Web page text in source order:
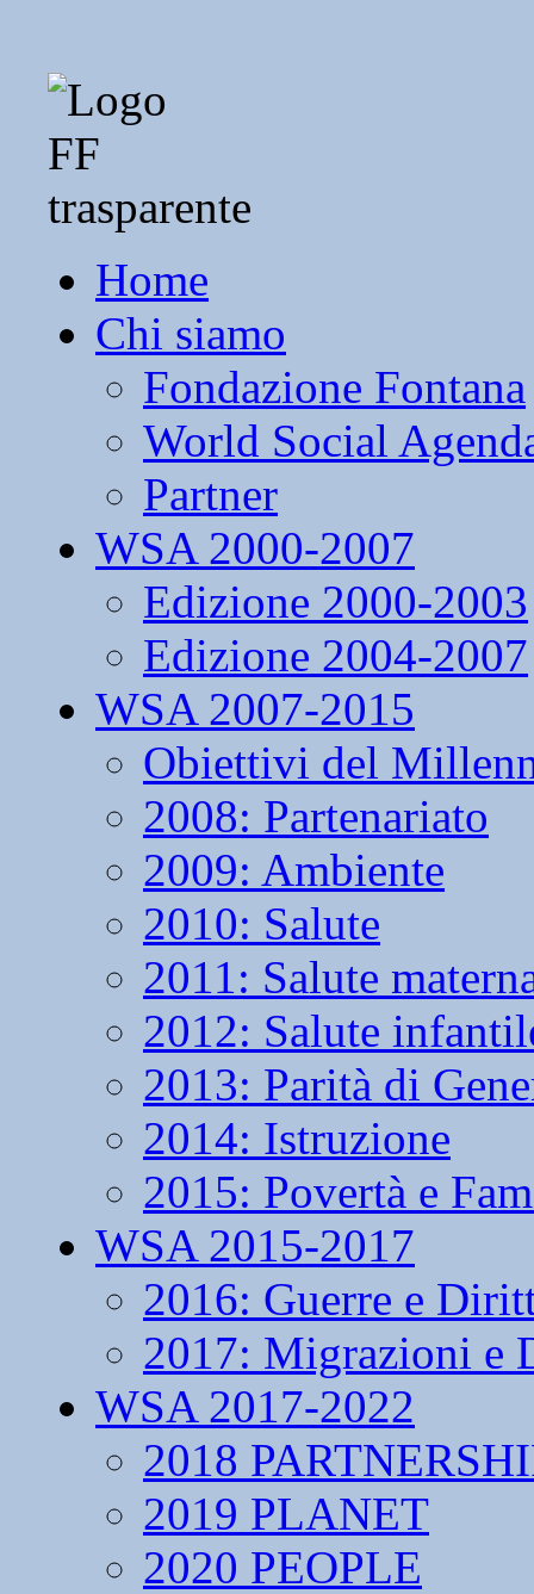
Home
Chi siamo
Fondazione Fontana
World Social
Partner
WSA 2000-2007
Edizione 2000-2003
Edizione 2004-2007
WSA 2007-2015
Obiettivi del
2008: Partenariato
2009: Ambiente
2010: Salute
2011: Salute
2012: Salute
2013: Parità di
2014: Istruzione
2015: Povertà e
WSA 2015-2017
2016: Guerre e
2017: Migrazioni e
WSA 2017-2022
2018
2019 PLANET
2020 PEOPLE